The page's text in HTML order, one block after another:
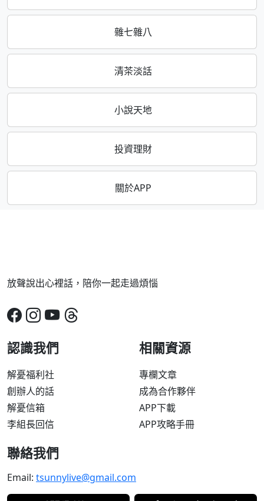
雜七雜八
清茶淡話
小說天地
投資理財
關於APP
放聲說出心裡話，陪你一起走過煩惱
認識我們
解憂福利社
創辦人的話
解憂信箱
李組長回信
相關資源
專欄文章
成為合作夥伴
APP下載
APP攻略手冊
聯絡我們
Email: tsunnylive@gmail.com